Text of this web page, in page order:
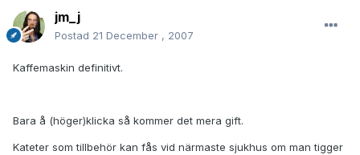
jm_j
Postad 21 December , 2007
Kaffemaskin definitivt.
Bara å (höger)klicka så kommer det mera gift.
Kateter som tillbehör kan fås vid närmaste sjukhus om man tigger